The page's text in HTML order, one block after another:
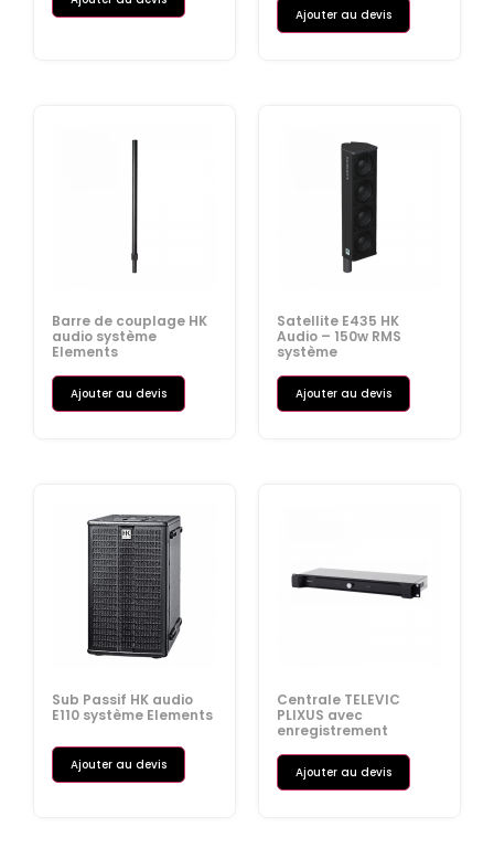
Ajouter au devis
Barre de couplage HK
audio système
Elements
Ajouter au devis
Satellite E435 HK
Audio – 150w RMS
système
Ajouter au devis
Sub Passif HK audio
E110 système Elements
Ajouter au devis
Centrale TELEVIC
PLIXUS avec
enregistrement
Ajouter au devis